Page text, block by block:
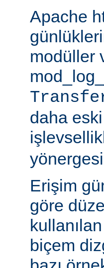
Apache
modüller
daha
Erişim
göre
biçem